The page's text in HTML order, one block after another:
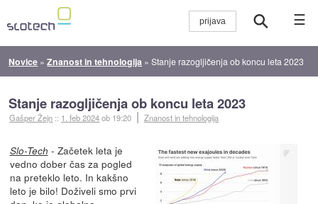
☰
Novice »Znanost in tehnologija »Stanje razogljičenja ob koncu leta 2023
Stanje razogljičenja ob koncu leta 2023
Gašper Žejn :: 1. feb 2024ob 19:20 Znanost in tehnologija
Slo-Tech - Začetek leta je
vedno dober čas za pogled
na preteklo leto. In kakšno
leto je bilo! Doživeli smo prvi